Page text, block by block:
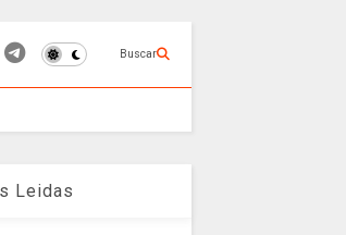
Buscar
Leidas